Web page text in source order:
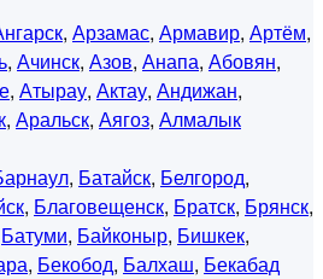
, Арзамас, Армавир, Артём,
, Ачинск, Азов, Анапа, Абовян,
, Атырау, Актау, Андижан,
, Аральск, Аягоз, Алмалык
, Батайск, Белгород,
, Благовещенск, Братск, Брянск,
Батуми, Байконыр, Бишкек,
, Бекобод, Балхаш, Бекабад